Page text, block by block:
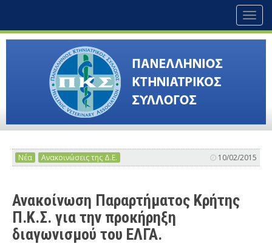
Νέα Ανακοινώσεις της Δ.Ε. 10/02/2015
Ανακοίνωση Παραρτήματος Κρήτης
Π.Κ.Σ. για την προκήρηξη
διαγωνισμού του ΕΛΓΑ.